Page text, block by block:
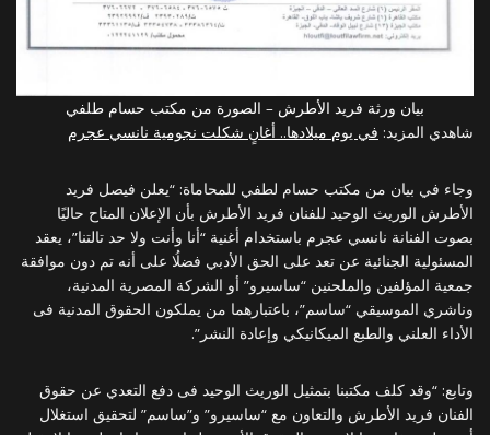
بيان ورثة فريد الأطرش – الصورة من مكتب حسام طلفي
شاهدي المزيد: في يوم ميلادها.. أغانٍ شكلت نجومية نانسي عجرم
وجاء في بيان من مكتب حسام لطفي للمحاماة: “يعلن فيصل فريد
الأطرش الوريث الوحيد للفنان فريد الأطرش بأن الإعلان المتاح حاليًا
بصوت الفنانة نانسي عجرم باستخدام أغنية “أنا وأنت ولا حد تالتنا”، يعقد
المسئولية الجنائية عن تعد على الحق الأدبي فضلُا على أنه تم دون موافقة
جمعية المؤلفين والملحنين “ساسيرو” أو الشركة المصرية المدنية،
وناشري الموسيقي “ساسم”، باعتبارهما من يملكون الحقوق المدنية فى
الأداء العلني والطبع الميكانيكي وإعادة النشر”.
وتابع: “وقد كلف مكتبنا بتمثيل الوريث الوحيد فى دفع التعدي عن حقوق
الفنان فريد الأطرش والتعاون مع “ساسيرو” و”ساسم” لتحقيق استغلال